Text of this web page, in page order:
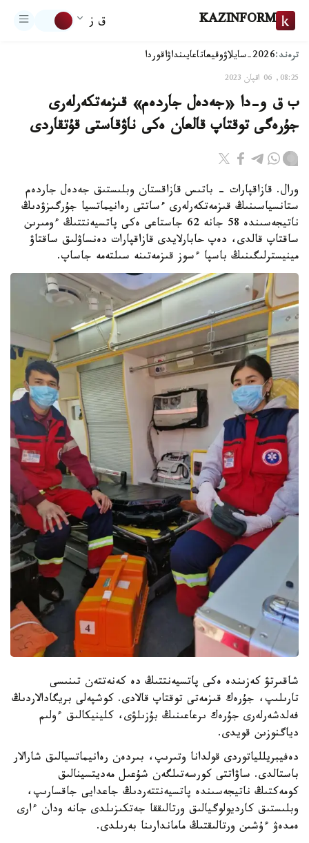
KAZINFORM ق ز
ترەند:2026-سايلاۋ وقيعاتاعايىنداۋاقوردا
08:25, 06 اقپان 2023
ب ق و-دا «جەدەل جاردەم» قىزمەتكەرلەرى
جۇرەگى توقتاپ قالعان ەكى ناۋقاستى قۇتقاردى
ورال. قازاقپارات - باتىس قازاقستان وبلىستىق جەدەل جاردەم
ستانسياسىنىڭ قىزمەتكەرلەرى ءساتتى رەانيماتسيا جۇرگىزۋدىڭ
ناتيجەسىندە 58 جانە 62 جاستاعى ەكى پاتسيەنتتىڭ ءومىرىن
ساقتاپ قالدى، دەپ حابارلايدى قازاقپارات دەنساۋلىق ساقتاۋ
مينيسترلىگىنىڭ باسپا ءسوز قىزمەتىنە سىلتەمە جاساپ.
شاقىرتۋ كەزىندە ەكى پاتسيەنتتىڭ دە كەنەتتەن تىنىسى
تارىلىپ، جۇرەك قىزمەتى توقتاپ قالادى. كوشپەلى بريگادالاردىڭ
فەلدشەرلەرى جۇرەك ىرعاعىنىڭ بۇزىلۋى، كلينيكالىق ءولىم
دياگنوزىن قويدى.
دەفيبريللياتوردى قولدانا وتىرىپ، بىردەن رەانيماتسيالىق شارالار
باستالدى. ساۋاتتى كورسەتىلگەن شۇعىل مەديتسينالىق
كومەكتىڭ ناتيجەسىندە پاتسيەنتتەردىڭ جاعدايى جاقسارىپ،
وبلىستىق كارديولوگيالىق ورتالىققا جەتكىزىلدى جانە ودان ءارى
ەمدەۋ ءۇشىن ورتالىقتىڭ ماماندارىنا بەرىلدى.